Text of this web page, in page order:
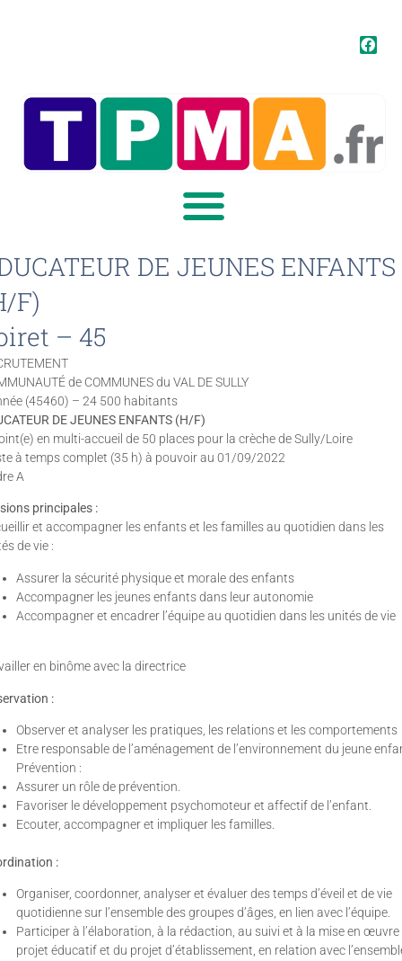
DE JEUNES ENFANTS
F)
– 45
de COMMUNES du VAL DE SULLY
(45460) – 24 500 habitants
DE JEUNES ENFANTS (H/F)
en multi-accueil de 50 places pour la crèche de Sully/Loire
à temps complet (35 h) à pouvoir au 01/09/2022
A
principales :
et accompagner les enfants et les familles au quotidien dans les
de vie :
Assurer la sécurité physique et morale des enfants
Accompagner les jeunes enfants dans leur autonomie
Accompagner et encadrer l’équipe au quotidien dans les unités de vie
en binôme avec la directrice
:
Observer et analyser les pratiques, les relations et les comportements
Etre responsable de l’aménagement de l’environnement du jeune
Prévention :
Assurer un rôle de prévention.
Favoriser le développement psychomoteur et affectif de l’enfant.
Ecouter, accompagner et impliquer les familles.
:
Organiser, coordonner, analyser et évaluer des temps d’éveil et de vie
quotidienne sur l’ensemble des groupes d’âges, en lien avec l’équipe.
Participer à l’élaboration, à la rédaction, au suivi et à la mise en œuvre
projet éducatif et du projet d’établissement, en relation avec